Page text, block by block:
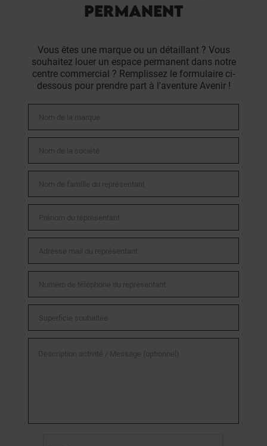
PERMANENT
Vous êtes une marque ou un détaillant ? Vous
souhaitez louer un espace permanent dans notre
centre commercial ? Remplissez le formulaire ci-
dessous pour prendre part à l'aventure Avenir !